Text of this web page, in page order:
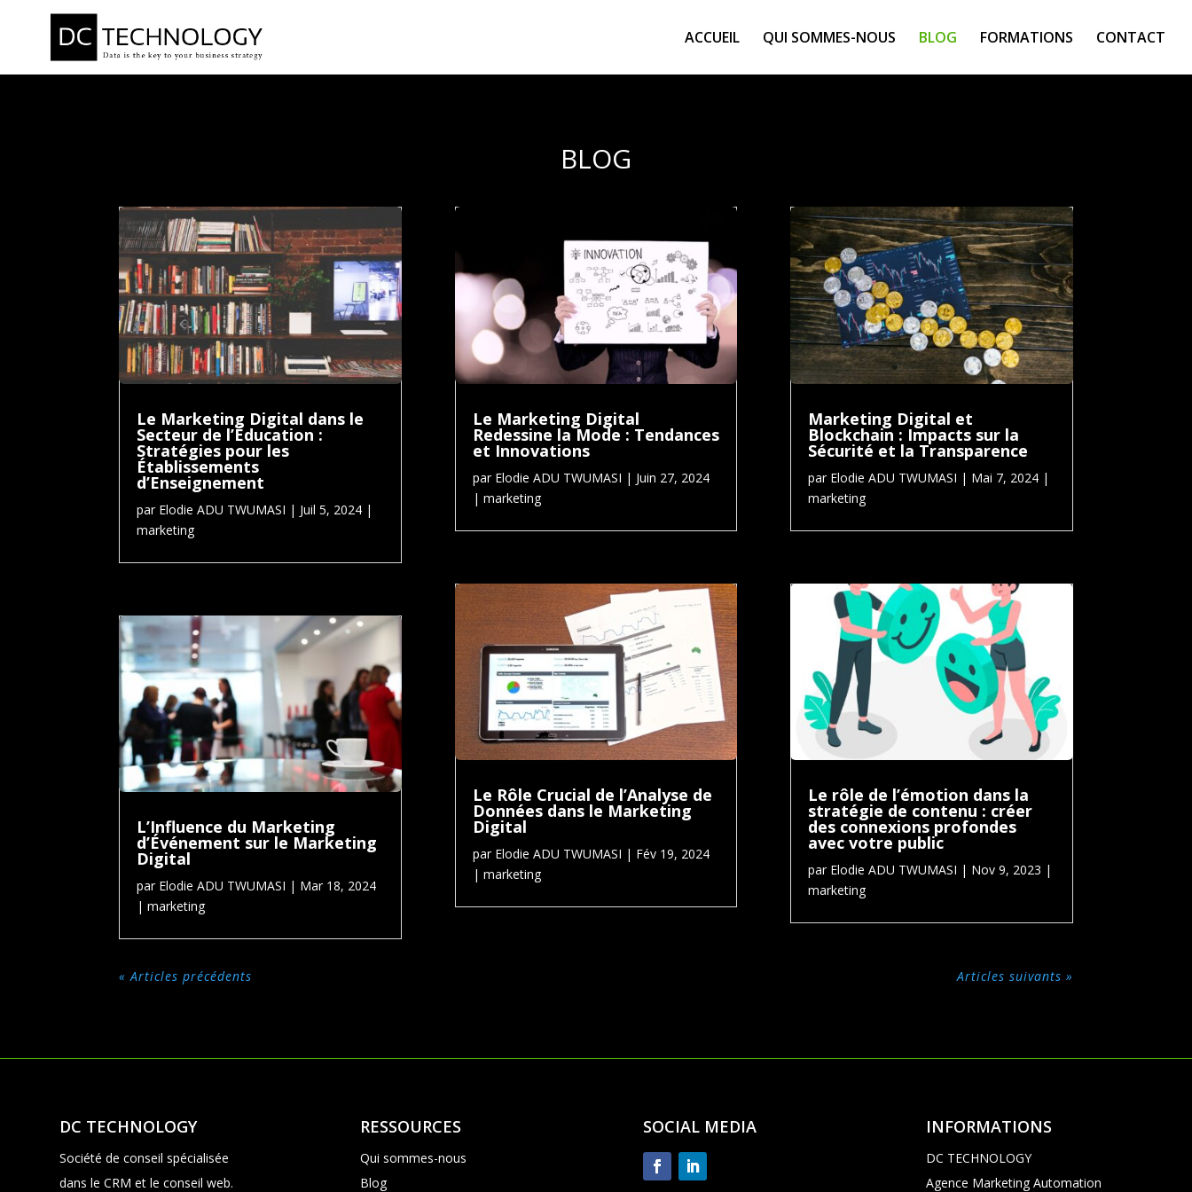
ACCUEIL QUI SOMMES-NOUS BLOG FORMATIONS CONTACT
BLOG
Le Marketing Digital dans le
Secteur de l’Éducation :
Stratégies pour les
Établissements
d’Enseignement
par Elodie ADU TWUMASI | Juil 5, 2024 |
marketing
L’Influence du Marketing
d’Événement sur le Marketing
Digital
par Elodie ADU TWUMASI | Mar 18, 2024
|marketing
Le Marketing Digital
Redessine la Mode : Tendances
et Innovations
par Elodie ADU TWUMASI | Juin 27, 2024
| marketing
Le Rôle Crucial de l’Analyse de
Données dans le Marketing
Digital
par Elodie ADU TWUMASI | Fév 19, 2024
| marketing
Marketing Digital et
Blockchain : Impacts sur la
Sécurité et la Transparence
par Elodie ADU TWUMASI | Mai 7, 2024|
marketing
Le rôle de l’émotion dans la
stratégie de contenu : créer
des connexions profondes
avec votre public
par Elodie ADU TWUMASI | Nov 9, 2023 |
marketing
« Articles précédents Articles suivants »
DC TECHNOLOGY
Société de conseil spécialisée
dans le CRM et le conseil web.
RESSOURCES
Qui sommes-nous
Blog
SOCIAL MEDIA INFORMATIONS
DC TECHNOLOGY
Agence Marketing Automation